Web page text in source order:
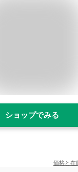
ショップでみる
価格と在